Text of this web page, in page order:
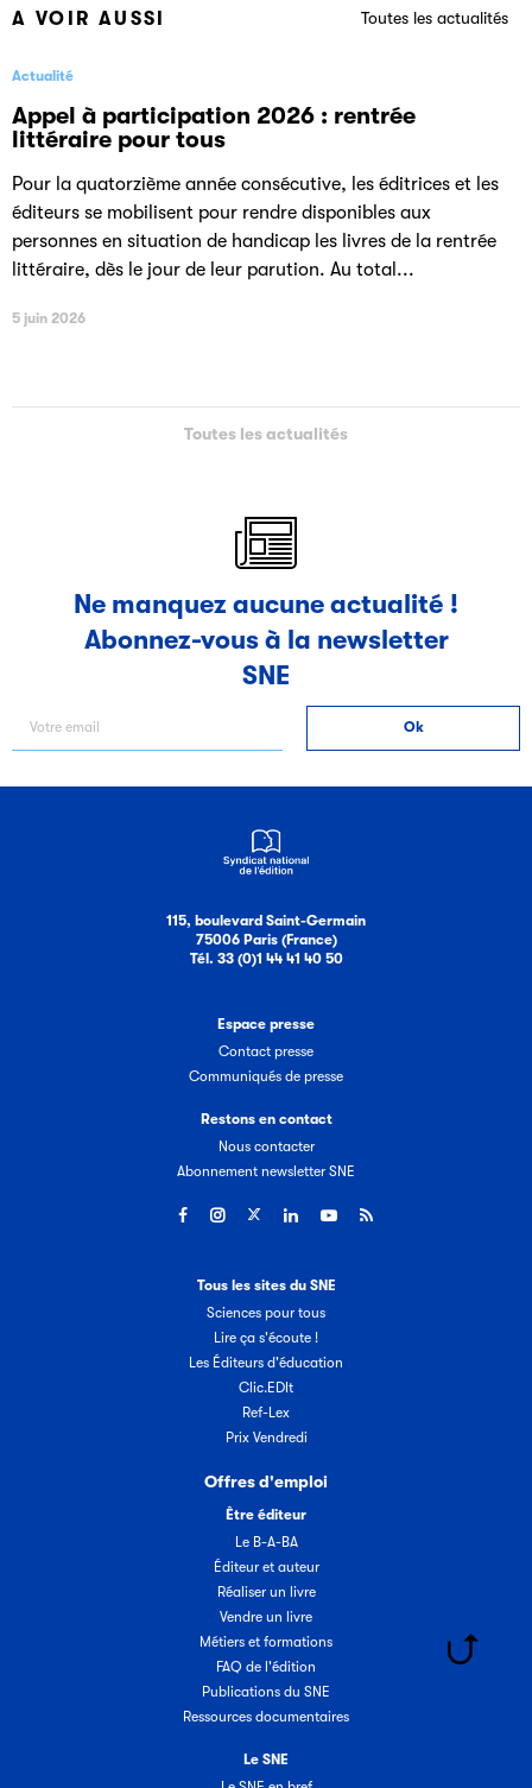
A VOIR AUSSI Toutes les actualités
Actualité
Appel à participation 2026 : rentrée
littéraire pour tous
Pour la quatorzième année consécutive, les éditrices et les
éditeurs se mobilisent pour rendre disponibles aux
personnes en situation de handicap les livres de la rentrée
littéraire, dès le jour de leur parution. Au total...
5 juin 2026
Toutes les actualités
Ne manquez aucune actualité !
Abonnez-vous à la newsletter
SNE
115, boulevard Saint-Germain
75006 Paris (France)
Tél. 33 (0)1 44 41 40 50
Espace presse
Contact presse
Communiqués de presse
Restons en contact
Nous contacter
Abonnement newsletter SNE
Tous les sites du SNE
Sciences pour tous
Lire ça s'écoute !
Les Éditeurs d'éducation
Clic.EDIt
Ref-Lex
Prix Vendredi
Offres d'emploi
Être éditeur
Le B-A-BA
Éditeur et auteur
Réaliser un livre
Vendre un livre
Métiers et formations
FAQ de l'édition
Publications du SNE
Ressources documentaires
Le SNE